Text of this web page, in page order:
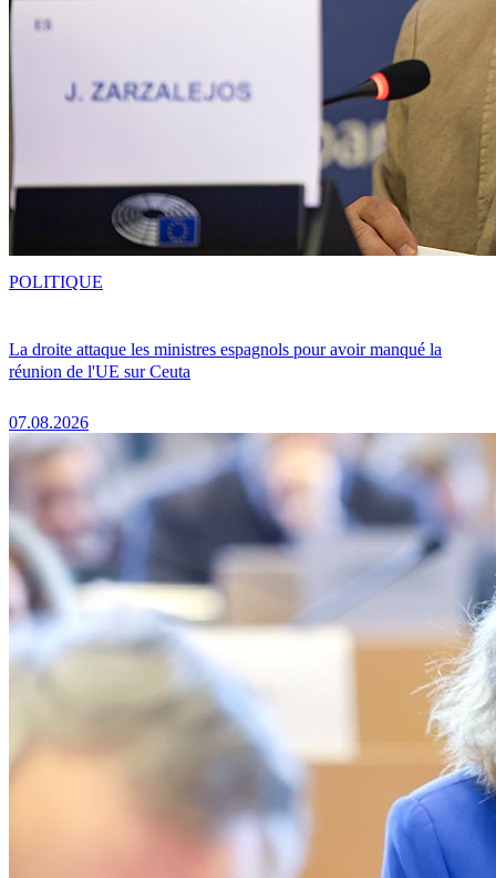
La droite attaque les ministres espagnols pour avoir manqué la
réunion de l'UE sur Ceuta
07.08.2026
POLITIQUE